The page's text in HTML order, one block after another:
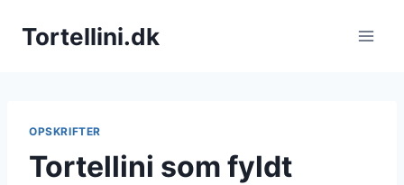
Tortellini.dk
OPSKRIFTER
Tortellini som fyldt